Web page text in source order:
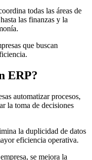
todas las áreas de
las finanzas y la
que buscan
ERP?
automatizar procesos,
la toma de decisiones
la duplicidad de datos
eficiencia operativa.
se mejora la